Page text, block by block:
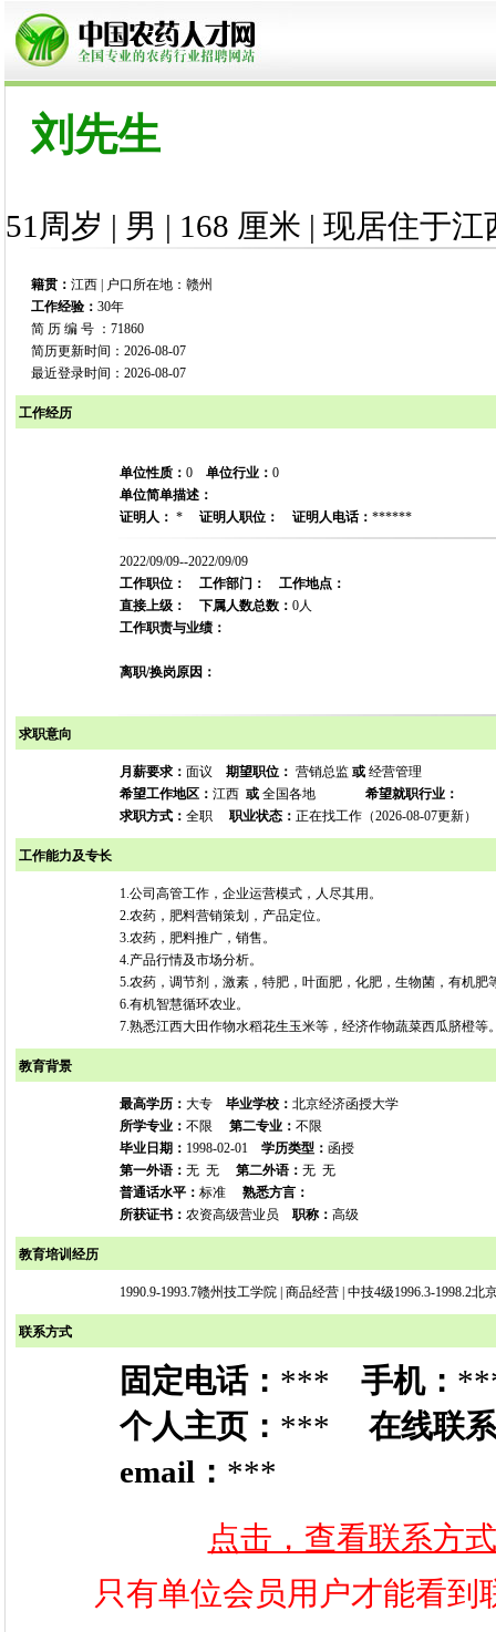
刘先生
51周岁 | 男 | 168 厘米 | 现居住于江
籍贯： 江西 | 户口所在地：赣州
工作经验： 30年
简 历 编 号 ：71860
简历更新时间：2026-08-07
最近登录时间：2026-08-07
工作经历
单位性质： 0 单位行业： 0
单位简单描述：
证明人： * 证明人职位： 证明人电话： ******
2022/09/09--2022/09/09
工作职位：
工作部门：
工作地点：
直接上级：
下属人数总数： 0人
工作职责与业绩：
离职/换岗原因：
求职意向
月薪要求： 面议 期望职位： 营销总监 或经营管理
希望工作地区： 江西 或全国各地 希望就职行业：
求职方式： 全职 职业状态： 正在找工作（2026-08-07更新）
工作能力及专长
1.公司高管工作，企业运营模式，人尽其用。
2.农药，肥料营销策划，产品定位。
3.农药，肥料推广，销售。
4.产品行情及市场分析。
5.农药，调节剂，激素，特肥，叶面肥，化肥，生物菌，有机
6.有机智慧循环农业。
7.熟悉江西大田作物水稻花生玉米等，经济作物蔬菜西瓜脐橙等
教育背景
最高学历： 大专 毕业学校： 北京经济函授大学
所学专业： 不限 第二专业： 不限
毕业日期： 1998-02-01 学历类型： 函授
第一外语： 无 无 第二外语： 无 无
普通话水平： 标准 熟悉方言：
所获证书： 农资高级营业员 职称： 高级
教育培训经历
1990.9-1993.7赣州技工学院 | 商品经营 | 中技4级1996.3-1998.2
联系方式
固定电话： *** 手机：
个人主页： *** 在线联
email： ***
点击，查看联系方
只有单位会员用户才能看到